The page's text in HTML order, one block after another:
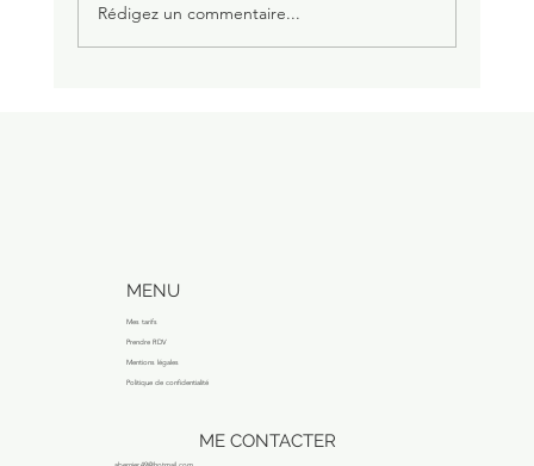
Rédigez un commentaire...
MENU
Mes tarifs
Prendre RDV
Mentions légales
Politique de confidentialité
ME CONTACTER
abernier.49@hotmail.com